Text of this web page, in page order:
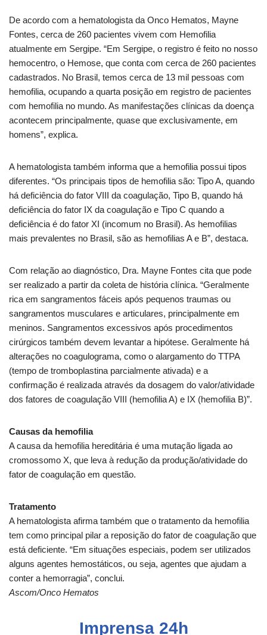
De acordo com a hematologista da Onco Hematos, Mayne
Fontes, cerca de 260 pacientes vivem com Hemofilia
atualmente em Sergipe. “Em Sergipe, o registro é feito no nosso
hemocentro, o Hemose, que conta com cerca de 260 pacientes
cadastrados. No Brasil, temos cerca de 13 mil pessoas com
hemofilia, ocupando a quarta posição em registro de pacientes
com hemofilia no mundo. As manifestações clínicas da doença
acontecem principalmente, quase que exclusivamente, em
homens”, explica.
A hematologista também informa que a hemofilia possui tipos
diferentes. “Os principais tipos de hemofilia são: Tipo A, quando
há deficiência do fator VIII da coagulação, Tipo B, quando há
deficiência do fator IX da coagulação e Tipo C quando a
deficiência é do fator XI (incomum no Brasil). As hemofilias
mais prevalentes no Brasil, são as hemofilias A e B”, destaca.
Com relação ao diagnóstico, Dra. Mayne Fontes cita que pode
ser realizado a partir da coleta de história clínica. “Geralmente
rica em sangramentos fáceis após pequenos traumas ou
sangramentos musculares e articulares, principalmente em
meninos. Sangramentos excessivos após procedimentos
cirúrgicos também devem levantar a hipótese. Geralmente há
alterações no coagulograma, como o alargamento do TTPA
(tempo de tromboplastina parcialmente ativada) e a
confirmação é realizada através da dosagem do valor/atividade
dos fatores de coagulação VIII (hemofilia A) e IX (hemofilia B)”.
Causas da hemofilia
A causa da hemofilia hereditária é uma mutação ligada ao
cromossomo X, que leva à redução da produção/atividade do
fator de coagulação em questão.
Tratamento
A hematologista afirma também que o tratamento da hemofilia
tem como principal pilar a reposição do fator de coagulação que
está deficiente. “Em situações especiais, podem ser utilizados
alguns agentes hemostáticos, ou seja, agentes que ajudam a
conter a hemorragia”, conclui.
Ascom/Onco Hematos
Imprensa 24h